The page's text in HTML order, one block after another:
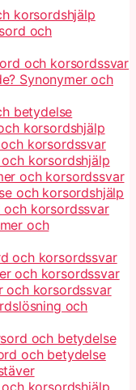
korsordshjälp
och
och korsordssvar
Synonymer och
betydelse
korsordshjälp
korsordssvar
korsordshjälp
och korsordssvar
och korsordshjälp
och korsordssvar
och
och korsordssvar
och korsordssvar
och korsordssvar
och
och betydelse
och betydelse